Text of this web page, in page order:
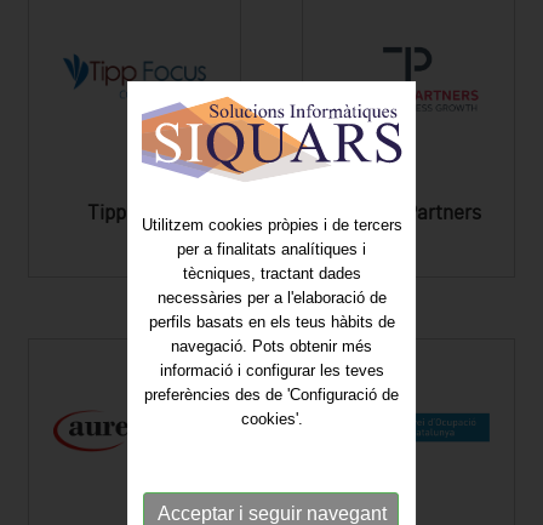
Tipp Focus Trivière Partners
Utilitzem cookies pròpies i de tercers
per a finalitats analítiques i
tècniques, tractant dades
necessàries per a l'elaboració de
perfils basats en els teus hàbits de
navegació. Pots obtenir més
informació i configurar les teves
preferències des de 'Configuració de
cookies'.
Acceptar i seguir navegant